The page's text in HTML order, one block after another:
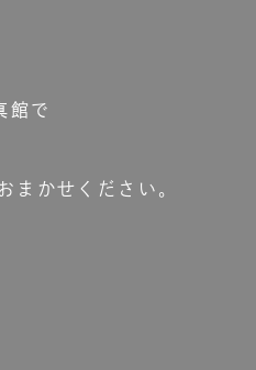
館で
まかせください。